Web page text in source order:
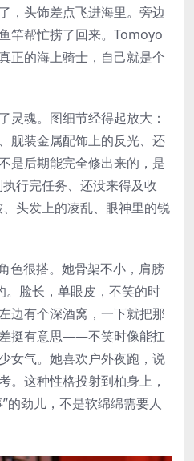
，头饰差点飞进海里。旁边
竿帮忙捞了回来。Tomoyo
正的海上骑士，自己就是个
灵魂。图细节经得起放大：
舰装金属配饰上的反光、还
是后期能完全修出来的，是
行完任务、还没来得及收
头发上的凌乱、眼神里的锐
色很搭。她骨架不小，肩膀
脸长，单眼皮，不笑的时
边有个深酒窝，一下就把那
挺有意思——不笑时像能扛
女气。她喜欢户外夜跑，说
。这种性格投射到柏身上，
的劲儿，不是软绵绵需要人